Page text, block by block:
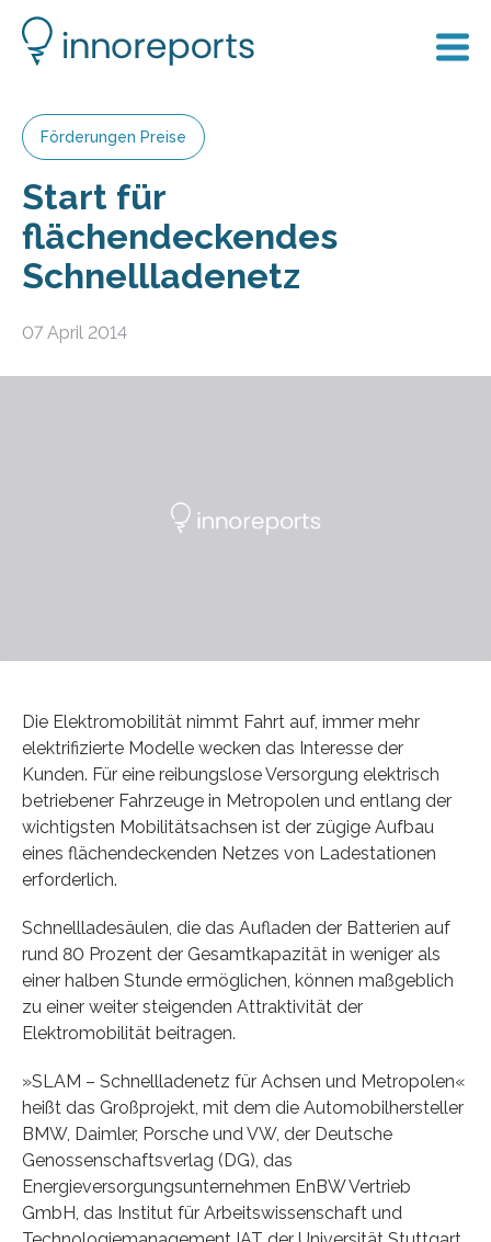
Förderungen Preise
Start für
flächendeckendes
Schnellladenetz
07 April 2014
Die Elektromobilität nimmt Fahrt auf, immer mehr
elektrifizierte Modelle wecken das Interesse der
Kunden. Für eine reibungslose Versorgung elektrisch
betriebener Fahrzeuge in Metropolen und entlang der
wichtigsten Mobilitätsachsen ist der zügige Aufbau
eines flächendeckenden Netzes von Ladestationen
erforderlich.
Schnellladesäulen, die das Aufladen der Batterien auf
rund 80 Prozent der Gesamtkapazität in weniger als
einer halben Stunde ermöglichen, können maßgeblich
zu einer weiter steigenden Attraktivität der
Elektromobilität beitragen.
»SLAM – Schnellladenetz für Achsen und Metropolen«
heißt das Großprojekt, mit dem die Automobilhersteller
BMW, Daimler, Porsche und VW, der Deutsche
Genossenschaftsverlag (DG), das
Energieversorgungsunternehmen EnBW Vertrieb
GmbH, das Institut für Arbeitswissenschaft und